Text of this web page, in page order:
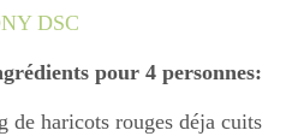
chaudes
pour 4 personnes:
de haricots rouges déja cuits